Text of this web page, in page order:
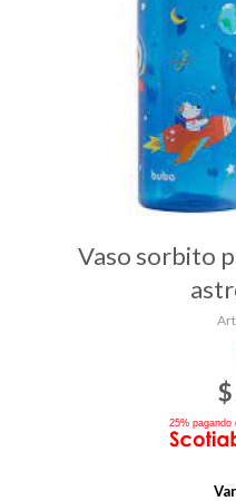
Vaso sorbito
$
Sillas de auto
Alimentación
Estimulación primera